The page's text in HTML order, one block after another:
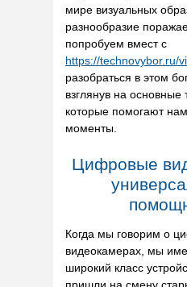
мире визуальных
разнообразие
попробуем вмест с
https://technovybor.ru/
разобраться в этом
взглянув на основные
которые помогают
моменты.
Цифровые
Когда мы говорим о
видеокамерах, мы
широкий класс